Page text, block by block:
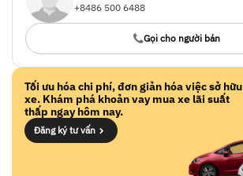
+8486 500 6488
Gọi cho người bán
Tối ưu hóa chi phí, đơn giản hóa việc sở hữu
xe. Khám phá khoản vay mua xe lãi suất
thấp ngay hôm nay.
Đăng ký tư vấn